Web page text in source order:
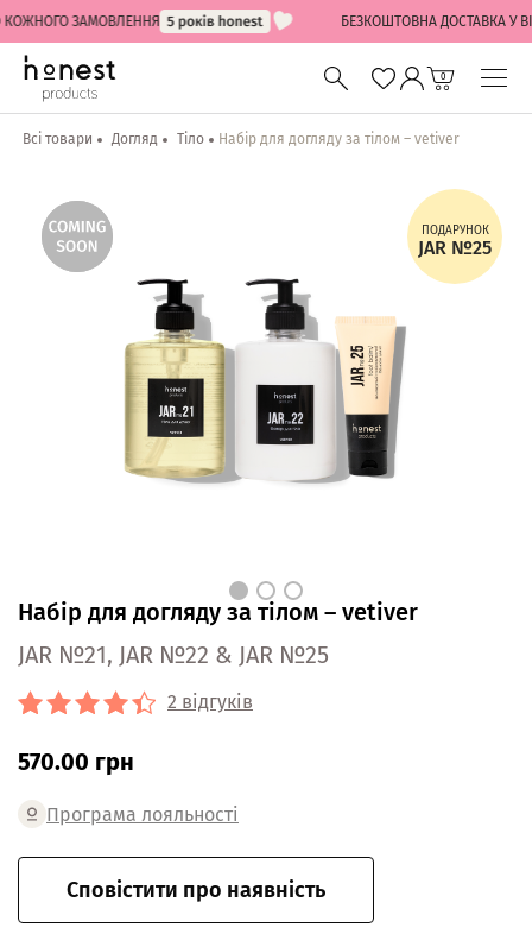
ЗАМОВЛЕННЯ БЕЗКОШТОВНА ДОСТАВКА У
0
Всі товари Догляд Тіло Набір для догляду за тілом – vetiver
Набір для догляду за тілом – vetiver
JAR №21, JAR №22 & JAR №25
2 відгуків
570.00 грн
Програма лояльності
Сповістити про наявність
ПОДАРУНОК
JAR №25